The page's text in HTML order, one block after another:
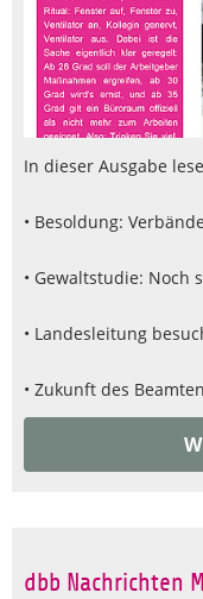
In dieser Ausgabe
• Besoldung:
• Gewaltstudie: Noch
• Landesleitung
• Zukunft des
dbb Nachrichten